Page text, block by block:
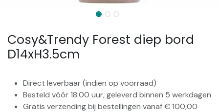
Cosy&Trendy Forest diep bord
D14xH3.5cm
Direct leverbaar (indien op voorraad)
Besteld vóór 18:00 uur, geleverd binnen 5 werkdagen
Gratis verzending bij bestellingen vanaf € 100,00